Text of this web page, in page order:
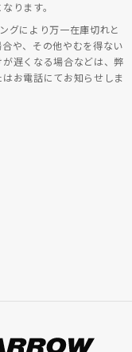
ります。
グにより万一在庫切れと
や、その他やむを得ない
遅くなる場合などは、弊
お電話にてお知らせしま